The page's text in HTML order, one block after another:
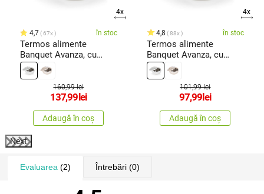
4x
4,7 67x în stoc
Termos alimente
Banquet Avanza, cu
capac, 5 l, alb
160,99 lei
137,99lei
Adaugă în coș
4x
4,8 88x în stoc
Termos alimente
Banquet Avanza, cu
capac, 3,5 l, alb
101,99 lei
97,99lei
Adaugă în coș
Next
Evaluarea (2) Întrebări(0)